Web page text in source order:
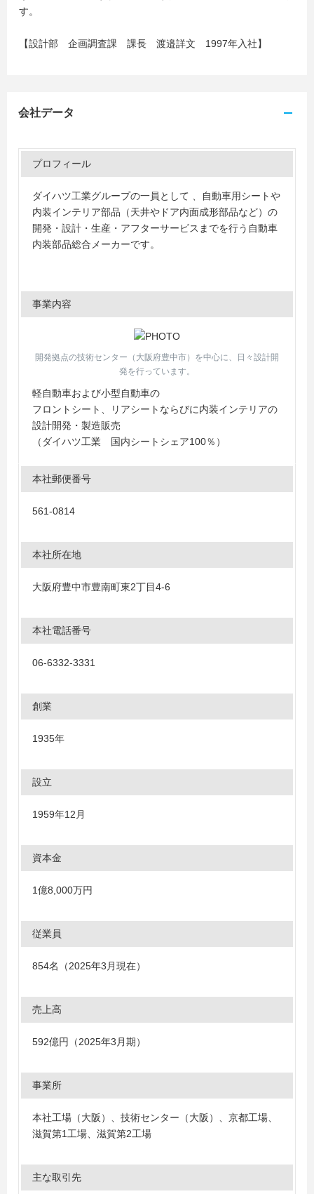
す。
【設計部 企画調査課 課長 渡邉詳文 1997年入社】
会社データ
プロフィール
ダイハツ工業グループの一員として 、自動車用シートや
内装インテリア部品（天井やドア内面成形部品など）の
開発・設計・生産・アフターサービスまでを行う自動車
内装部品総合メーカーです。
事業内容
開発拠点の技術センター（大阪府豊中市）を中心に、日々設計開
発を行っています。
軽自動車および小型自動車の
フロントシート、リアシートならびに内装インテリアの
設計開発・製造販売
（ダイハツ工業 国内シートシェア100％）
本社郵便番号
561-0814
本社所在地
大阪府豊中市豊南町東2丁目4-6
本社電話番号
06-6332-3331
創業
1935年
設立
1959年12月
資本金
1億8,000万円
従業員
854名（2025年3月現在）
売上高
592億円（2025年3月期）
事業所
本社工場（大阪）、技術センター（大阪）、京都工場、
滋賀第1工場、滋賀第2工場
主な取引先